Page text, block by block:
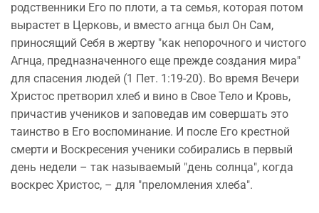
родственники Его по плоти, а та семья, которая потом
вырастет в Церковь, и вместо агнца был Он Сам,
приносящий Себя в жертву "как непорочного и чистого
Агнца, предназначенного еще прежде создания мира"
для спасения людей (1 Пет. 1:19-20). Во время Вечери
Христос претворил хлеб и вино в Свое Тело и Кровь,
причастив учеников и заповедав им совершать это
таинство в Его воспоминание. И после Его крестной
смерти и Воскресения ученики собирались в первый
день недели – так называемый "день солнца", когда
воскрес Христос, – для "преломления хлеба".